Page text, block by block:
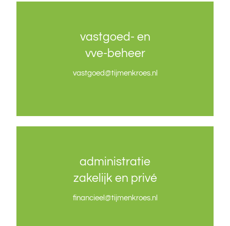
vastgoed- en
vve-beheer
vastgoed@tijmenkroes.nl
vastgoed- en
vve-beheer
vastgoed@tijmenkroes.nl
administratie
zakelijk en privé
financieel@tijmenkroes.nl
administratie
zakelijk en privé
financieel@tijmenkroes.nl